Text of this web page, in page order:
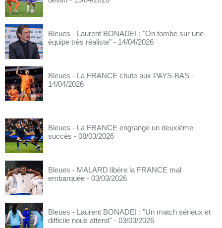
Bleues - Laurent BONADEI : "On tombe sur une
équipe très réaliste" - 14/04/2026
Bleues - La FRANCE chute aux PAYS-BAS -
14/04/2026
Bleues - La FRANCE engrange un deuxième
succès - 08/03/2026
Bleues - MALARD libère la FRANCE mal
embarquée - 03/03/2026
Bleues - Laurent BONADEI : "Un match sérieux et
difficile nous attend" - 03/03/2026